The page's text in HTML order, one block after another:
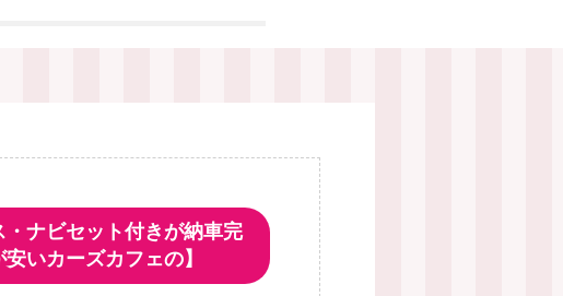
ナビセット付きが納車完
いカーズカフェの】